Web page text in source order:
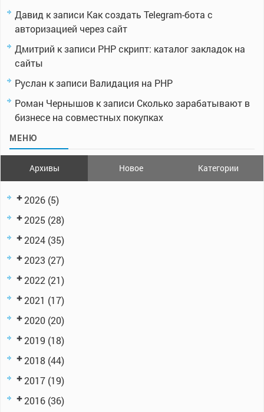
Давид к записи Как создать Telegram-бота с
авторизацией через сайт
Дмитрий к записи PHP скрипт: каталог закладок на
сайты
Руслан к записи Валидация на PHP
Роман Чернышов к записи Сколько зарабатывают в
бизнесе на совместных покупках
МЕНЮ
Архивы Новое Категории
2026 (5)
2025 (28)
2024 (35)
2023 (27)
2022 (21)
2021 (17)
2020 (20)
2019 (18)
2018 (44)
2017 (19)
2016 (36)